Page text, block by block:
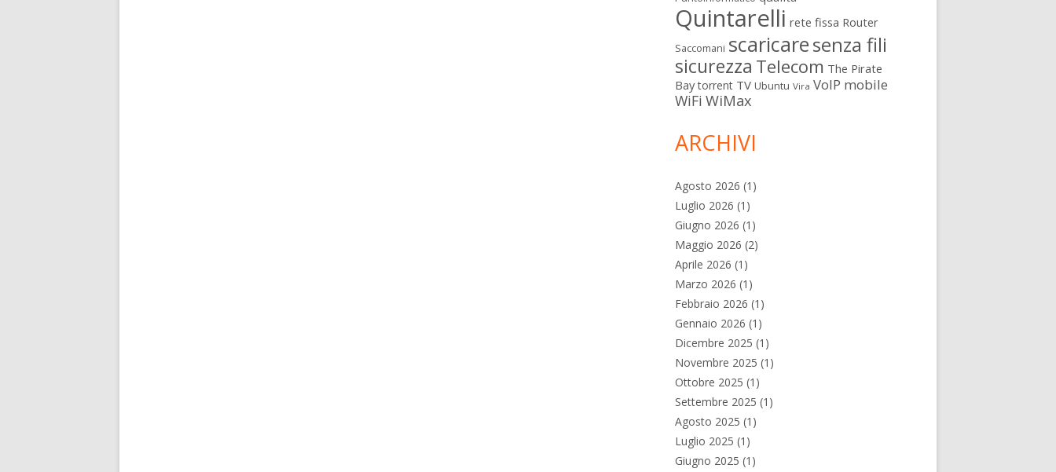
Quintarelli rete fissa Router
Saccomani scaricaresenza fili
sicurezza Telecom The Pirate
Bay torrent TV Ubuntu Vira VoIP mobile
WiFi WiMax
ARCHIVI
Agosto 2026 (1)
Luglio 2026 (1)
Giugno 2026 (1)
Maggio 2026 (2)
Aprile 2026 (1)
Marzo 2026 (1)
Febbraio 2026 (1)
Gennaio 2026 (1)
Dicembre 2025 (1)
Novembre 2025 (1)
Ottobre 2025 (1)
Settembre 2025 (1)
Agosto 2025 (1)
Luglio 2025 (1)
Giugno 2025 (1)